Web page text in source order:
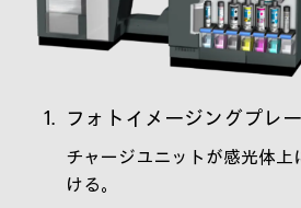
1. フォトイメージングプレ
チャージユニットが感光体上
ける。